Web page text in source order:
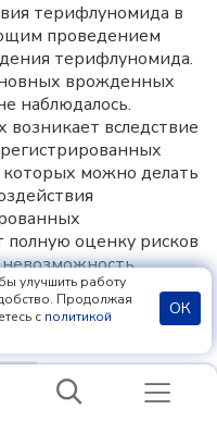
терифлуномида в
проведением
терифлуномида.
врожденных
наблюдалось.
вследствие
можно делать
полную оценку рисков
как основное
сопутствующих
При введении
10 мг/кг/сут)
улучшить работу
Продолжая
с политикой
ОК